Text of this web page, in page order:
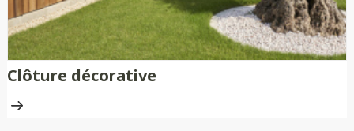
Clôture décorative